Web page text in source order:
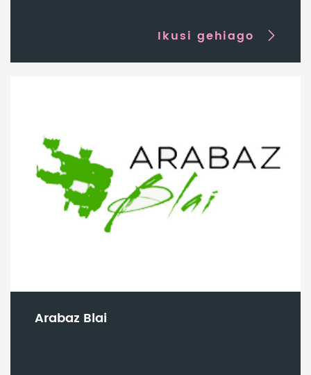
Ikusi gehiago
Arabaz Blai